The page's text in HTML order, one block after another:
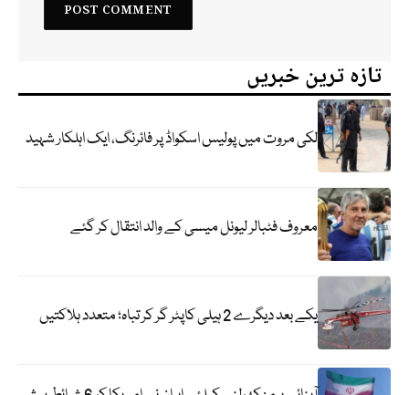
تازہ ترین خبریں
لکی مروت میں پولیس اسکواڈ پر فائرنگ، ایک اہلکار شہید
معروف فٹبالر لیونل میسی کے والد انتقال کر گئے
یکے بعد دیگرے 2 ہیلی کاپٹر گر کر تباہ؛ متعدد ہلاکتیں